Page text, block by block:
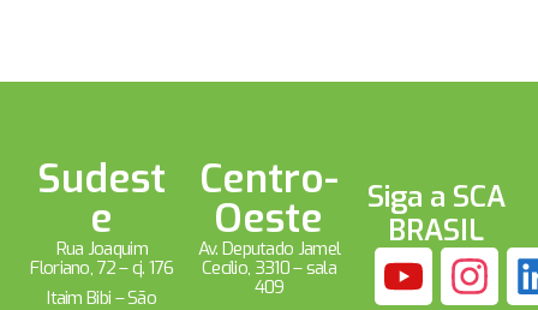
Sudest
e
Rua Joaquim
Floriano, 72 – cj. 176
Itaim Bibi – São
Centro-
Oeste
Av. Deputado Jamel
Cecílio, 3310 – sala
409
Siga a SCA
BRASIL